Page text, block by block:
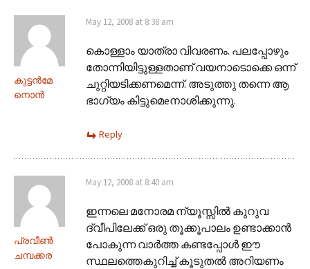
കുട്ടന്‍മേ
നൊന്‍
May 12, 2008 at 8:38 am
കൊള്ളാം യാത്രാ വിവരണം. പലപ്പോഴും
തോന്നിയിട്ടുള്ളതാണ് വയനാടൊക്കെ ഒന്ന്
ചുറ്റിയടിക്കണമെന്ന്. അടുത്തു തന്നെ ആ
ഭാഗ്യം കിട്ടുമെeനാശിക്കുന്നു.
Reply
പ്രവീണ്‍
ചമ്പക്കര
May 12, 2008 at 8:40 am
ഇന്നലെ മനോരമ ന്യൂസ്സില്‍ കുറുവ
ദ്വീപിലേക്ക് ഒരു തൂക്കൂപാലം ഉണ്ടാക്കാന്‍
പോകുന്ന വാര്‍ത്ത കണ്ടപ്പോള്‍ ഈ
സ്ഥലത്തെകുറിച്ച് കൂടുതല്‍ അറിയണം